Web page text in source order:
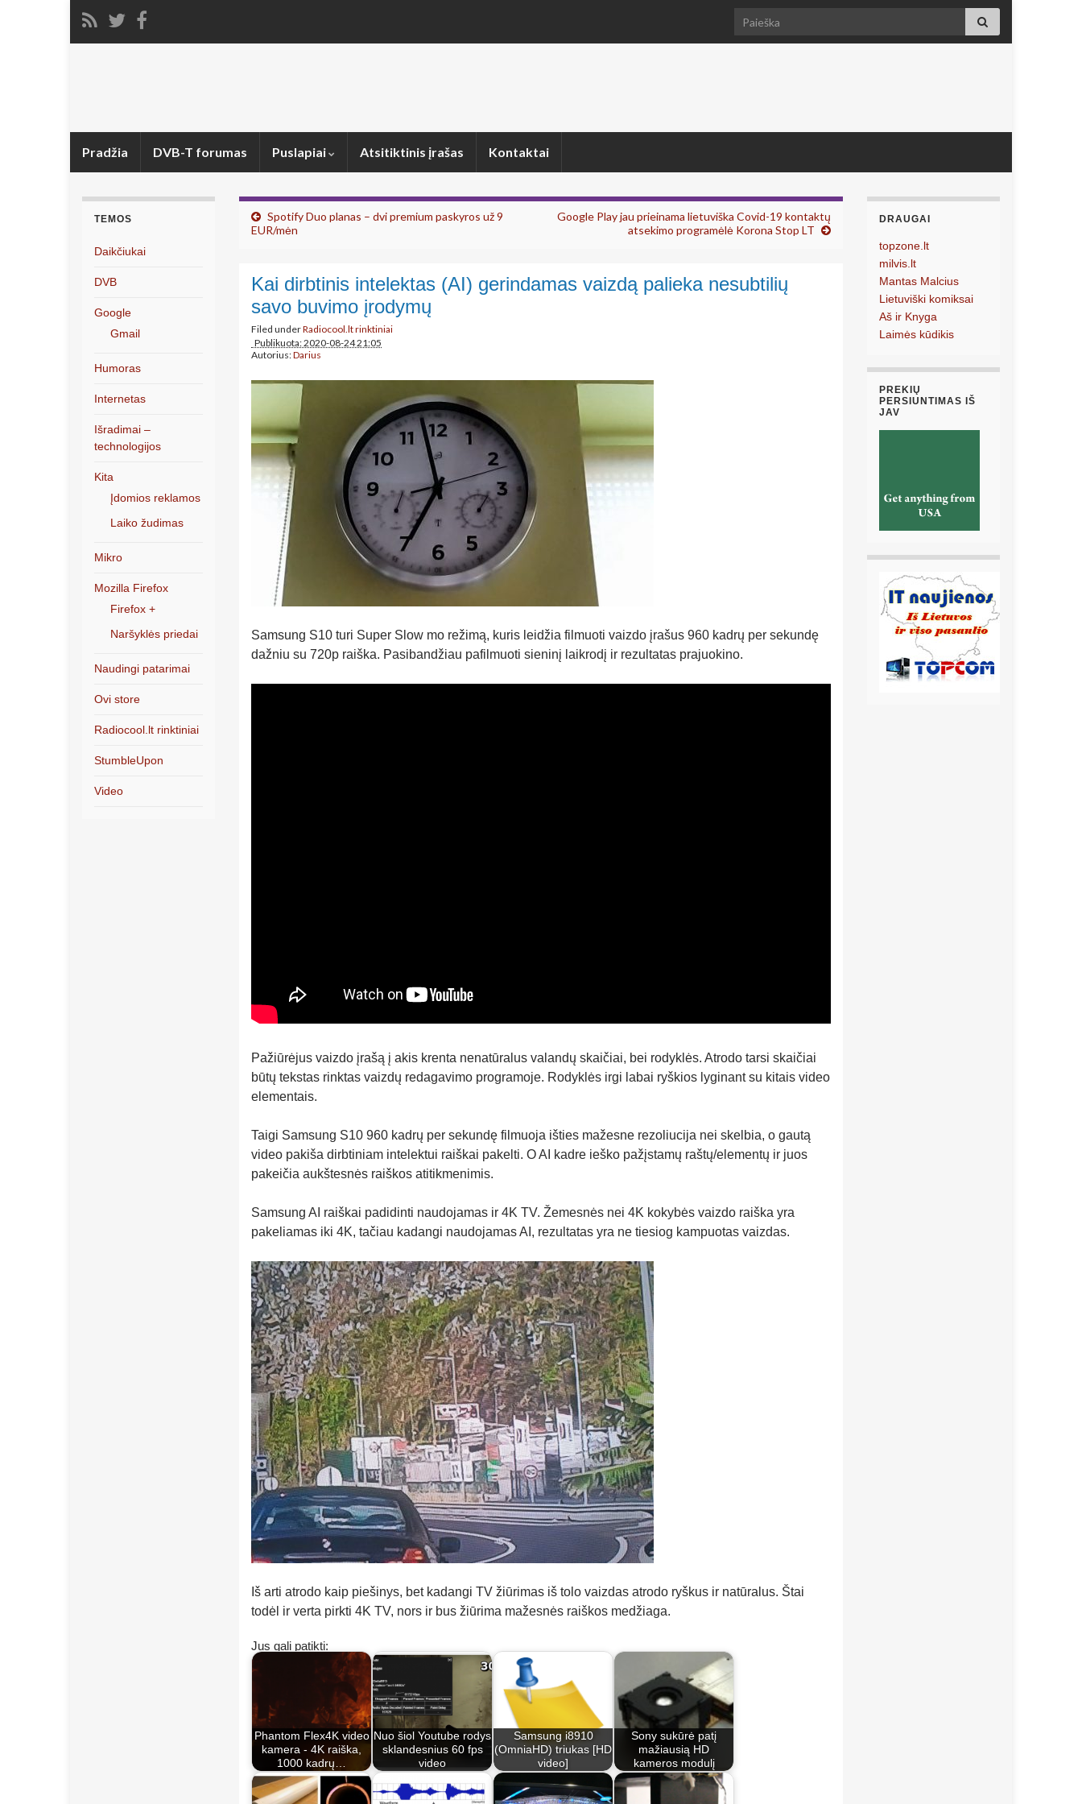
Search for:
Pradžia DVB-T forumas Puslapiai Atsitiktinis įrašas Kontaktai
Spotify Duo planas – dvi premium paskyros už 9
EUR/mėn
Google Play jau prieinama lietuviška Covid-19 kontaktų
atsekimo programėlė Korona Stop LT
Kai dirbtinis intelektas (AI) gerindamas vaizdą palieka nesubtilių
savo buvimo įrodymų
Filed underRadiocool.lt rinktiniai
Publikuota: 2020-08-24 21:05
Autorius:Darius
Samsung S10 turi Super Slow mo režimą, kuris leidžia filmuoti vaizdo įrašus 960 kadrų per sekundę
dažniu su 720p raiška. Pasibandžiau pafilmuoti sieninį laikrodį ir rezultatas prajuokino.
Pažiūrėjus vaizdo įrašą į akis krenta nenatūralus valandų skaičiai, bei rodyklės. Atrodo tarsi skaičiai
būtų tekstas rinktas vaizdų redagavimo programoje. Rodyklės irgi labai ryškios lyginant su kitais video
elementais.
Taigi Samsung S10 960 kadrų per sekundę filmuoja išties mažesne rezoliucija nei skelbia, o gautą
video pakiša dirbtiniam intelektui raiškai pakelti. O AI kadre ieško pažįstamų raštų/elementų ir juos
pakeičia aukštesnės raiškos atitikmenimis.
Samsung AI raiškai padidinti naudojamas ir 4K TV. Žemesnės nei 4K kokybės vaizdo raiška yra
pakeliamas iki 4K, tačiau kadangi naudojamas AI, rezultatas yra ne tiesiog kampuotas vaizdas.
Iš arti atrodo kaip piešinys, bet kadangi TV žiūrimas iš tolo vaizdas atrodo ryškus ir natūralus. Štai
todėl ir verta pirkti 4K TV, nors ir bus žiūrima mažesnės raiškos medžiaga.
Jus gali patikti:
Phantom Flex4K video
kamera - 4K raiška,
1000 kadrų…
Nuo šiol Youtube rodys
sklandesnius 60 fps
video
Samsung i8910
(OmniaHD) triukas [HD
video]
Sony sukūrė patį
mažiausią HD
kameros modulį
TEMOS
Daikčiukai
DVB
Google
Gmail
Humoras
Internetas
Išradimai –
technologijos
Kita
Įdomios reklamos
Laiko žudimas
Mikro
Mozilla Firefox
Firefox +
Naršyklės priedai
Naudingi patarimai
Ovi store
Radiocool.lt rinktiniai
StumbleUpon
Video
DRAUGAI
topzone.lt
milvis.lt
Mantas Malcius
Lietuviški komiksai
Aš ir Knyga
Laimės kūdikis
PREKIŲ
PERSIUNTIMAS IŠ
JAV